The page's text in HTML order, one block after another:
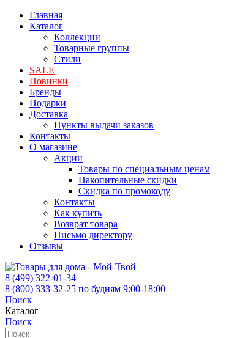
Главная
Каталог
Коллекции
Товарные группы
Стили
SALE
Новинки
Бренды
Подарки
Доставка
Пункты выдачи заказов
Контакты
О магазине
Акции
Товары по специальным ценам
Накопительные скидки
Скидка по промокоду
Контакты
Как купить
Возврат товара
Письмо директору
Отзывы
8 (499) 322-01-34
8 (800) 333-32-25 по будням 9:00-18:00
Поиск
Каталог
Поиск